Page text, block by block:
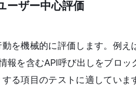
ーザー中心評価
を機械的に評価します。例え
報を含むAPI呼び出しをブロッ
る項目のテストに適していま